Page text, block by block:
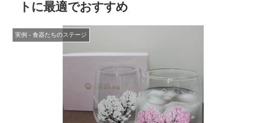
トに最適でおすすめ
実例 - 食器たちのステージ